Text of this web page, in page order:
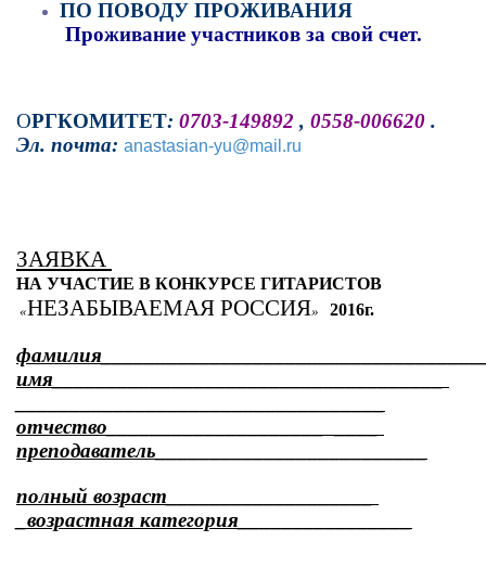
Проживание участников за свой счет.
ОРГКОМИТЕТ: 0703-149892 , 0558-006620 .
Эл. почта: anastasian-yu@mail.ru
ЗАЯВКА
НА УЧАСТИЕ В КОНКУРСЕ ГИТАРИСТОВ
«НЕЗАБЫВАЕМАЯ РОССИЯ» 2016г.
имя____________________________________
отчество____________________  ____
преподаватель_________________________
полный возраст___________________
_возрастная категория________________